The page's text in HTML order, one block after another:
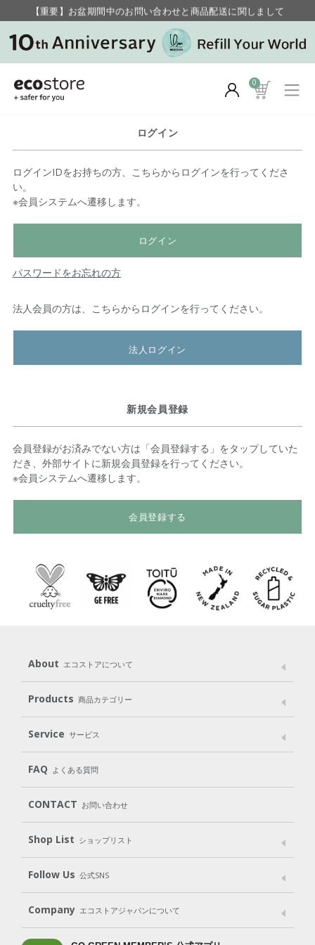
【重要】お盆期間中のお問い合わせと商品配送に関しまして
毎月お得にポイントが貯まる！ “月のポイントアップデー”
0
ログイン
ログインIDをお持ちの方、こちらからログインを行ってくださ
い。
※会員システムへ遷移します。
ログイン
パスワードをお忘れの方
法人会員の方は、こちらからログインを行ってください。
法人ログイン
新規会員登録
会員登録がお済みでない方は「会員登録する」をタップしていた
だき、外部サイトに新規会員登録を行ってください。
※会員システムへ遷移します。
会員登録する
About エコストアについて
メッセージ ブランドストーリー
パッケージへのこだわり
動物実験をしない
Products 商品カテゴリー
Laundry
Cleaning Baby Kids
Body（ボディ） Hair（ヘア） Oral care（オーラルケア）
Goods （グッズ）
Gift set
Service サービス
User Guide
Subscription（定期便）
FAQ よくある質問
CONTACT お問い合わせ
Shop List ショップリスト
Shop List
Follow Us 公式SNS
LINE＠ Instagram Facebook
Company エコストアジャパンについて
会社案内 ご利用規約 プライバシーポリシー